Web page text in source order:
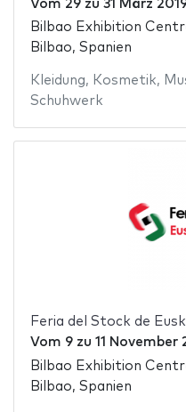
Vom 29zu 31 März
Bilbao Exhibition
Bilbao, Spanien
Kleidung, Kosmetik,
Schuhwerk
Feria del Stock de
Vom 9zu 11 November
Bilbao Exhibition
Bilbao, Spanien